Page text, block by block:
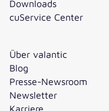
Downloads
cuService Center
Über valantic
Blog
Presse-Newsroom
Newsletter
Karriere